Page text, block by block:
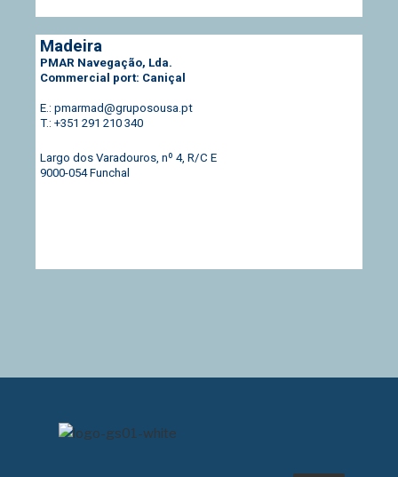
Madeira
PMAR Navegação, Lda.
Commercial port: Caniçal
E.: pmarmad@gruposousa.pt
T.: +351 291 210 340
Largo dos Varadouros, nº 4, R/C E
9000-054 Funchal